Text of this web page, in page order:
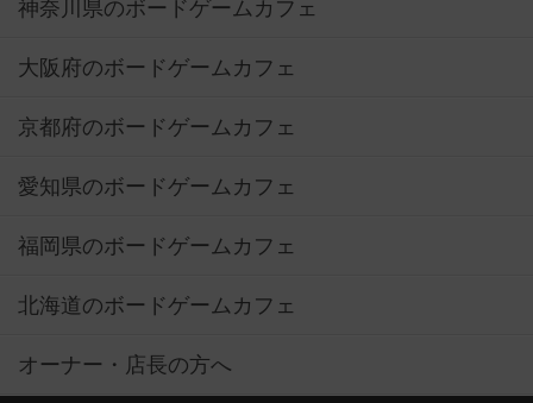
神奈川県のボードゲームカフェ
大阪府のボードゲームカフェ
京都府のボードゲームカフェ
愛知県のボードゲームカフェ
福岡県のボードゲームカフェ
北海道のボードゲームカフェ
オーナー・店長の方へ